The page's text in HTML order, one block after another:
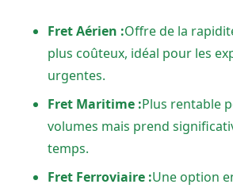
Fret Aérien :Offre de la
plus coûteux, idéal pour les
urgentes.
Fret Maritime :Plus rentable
volumes mais prend
temps.
Fret Ferroviaire :Une option